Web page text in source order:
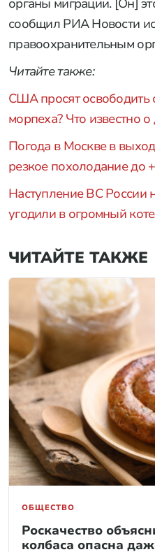
органы миграции. [Он]
сообщил РИА Новости
правоохранительным
Читайте также:
США просят
морпеха? Что известно
Погода в Москве в
резкое похолодание до
Наступление ВС России
угодили в огромный
ЧИТАЙТЕ ТАКЖЕ
ОБЩЕСТВО
Роскачество
колбаса опасна